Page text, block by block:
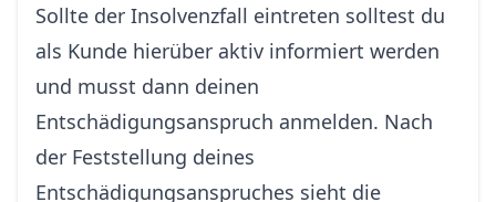
Sollte der Insolvenzfall eintreten solltest du
als Kunde hierüber aktiv informiert werden
und musst dann deinen
Entschädigungsanspruch anmelden. Nach
der Feststellung deines
Entschädigungsanspruches sieht die